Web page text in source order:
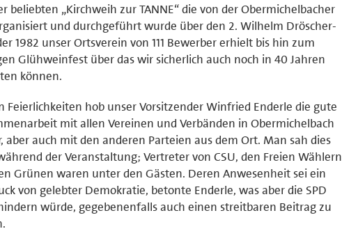
beliebten „Kirchweih zur TANNE“ die von der Obermichelbacher
und durchgeführt wurde über den 2. Wilhelm Dröscher-
1982 unser Ortsverein von 111 Bewerber erhielt bis hin zum
Glühweinfest über das wir sicherlich auch noch in 40 Jahren
können.
Feierlichkeiten hob unser Vorsitzender Winfried Enderle die gute
mit allen Vereinen und Verbänden in Obermichelbach
aber auch mit den anderen Parteien aus dem Ort. Man sah dies
der Veranstaltung; Vertreter von CSU, den Freien Wählern
Grünen waren unter den Gästen. Deren Anwesenheit sei ein
von gelebter Demokratie, betonte Enderle, was aber die SPD
würde, gegebenenfalls auch einen streitbaren Beitrag zu